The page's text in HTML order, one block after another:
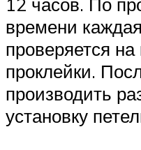
времени
проверяется на
проклейки.
производить
установку